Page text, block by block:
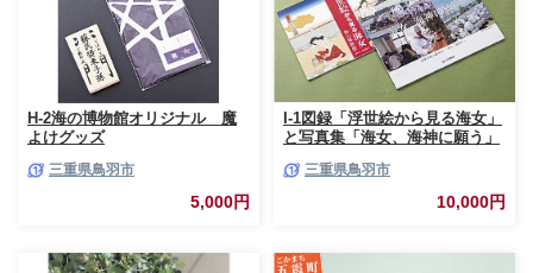
H-2海の博物館オリジナル 魔
よけグッズ
三重県鳥羽市
5,000円
I-1図録「浮世絵から見る海女」
と写真集「海女、海神に願う」
三重県鳥羽市
10,000円